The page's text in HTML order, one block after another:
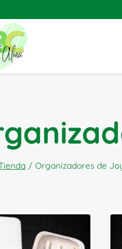
/ Organizadores de